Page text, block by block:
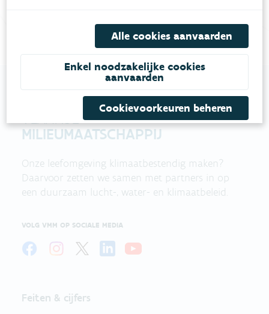
VLAAMSE
MILIEUMAATSCHAPPIJ
Onze leefomgeving klimaatbestendig maken?
Daarvoor zetten we samen met partners in op
een duurzaam lucht-, water- en klimaatbeleid.
VOLG VMM OP SOCIALE MEDIA
Feiten & cijfers
Alle cookies aanvaarden
Enkel noodzakelijke cookies
aanvaarden
Cookievoorkeuren beheren